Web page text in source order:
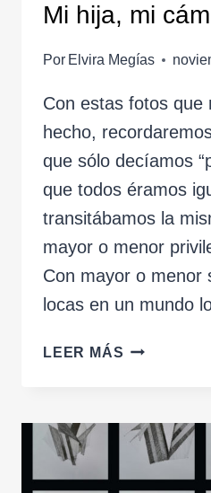
Mi hija, mi
Por Elvira Megías
Con estas fotos que
hecho,
que sólo decíamos
que todos éramos
transitábamos la
mayor o menor
Con mayor o menor
locas en un mundo
LEER MÁS MI
Y
YO.